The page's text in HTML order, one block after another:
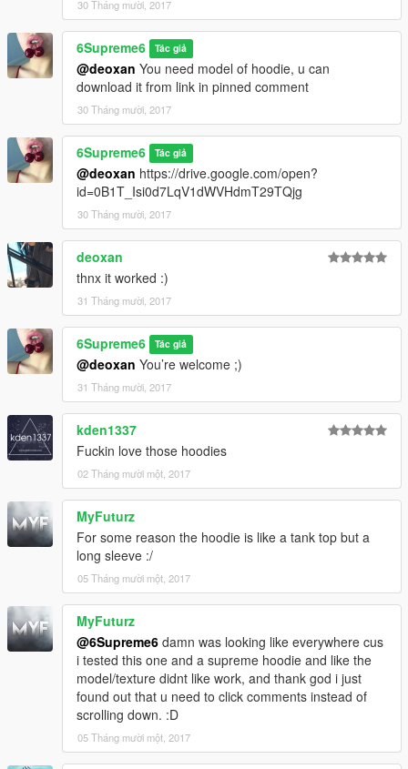
30 Tháng mười, 2017
6Supreme6 Tác giả
@deoxan You need model of hoodie, u can
download it from link in pinned comment
30 Tháng mười, 2017
6Supreme6 Tác giả
@deoxan https://drive.google.com/open?
id=0B1T_Isi0d7LqV1dWVHdmT29TQjg
30 Tháng mười, 2017
deoxan
thnx it worked :)
31 Tháng mười, 2017
6Supreme6 Tác giả
@deoxan You’re welcome ;)
31 Tháng mười, 2017
kden1337
Fuckin love those hoodies
02 Tháng mười một, 2017
MyFuturz
For some reason the hoodie is like a tank top but a
long sleeve :/
05 Tháng mười một, 2017
MyFuturz
@6Supreme6 damn was looking like everywhere cus
i tested this one and a supreme hoodie and like the
model/texture didnt like work, and thank god i just
found out that u need to click comments instead of
scrolling down. :D
05 Tháng mười một, 2017